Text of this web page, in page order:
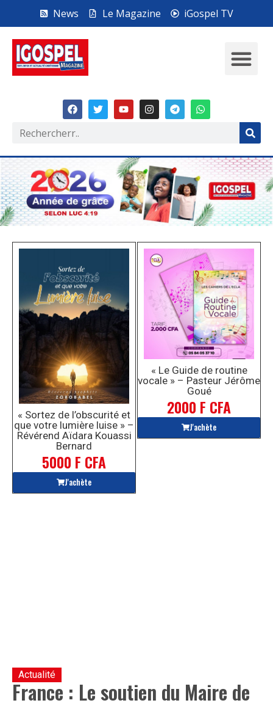
News Le Magazine iGospel TV
« Sortez de l’obscurité et
que votre lumière luise » –
Révérend Aïdara Kouassi
Bernard
5000 F CFA
J'achète
« Le Guide de routine
vocale » – Pasteur Jérôme
Goué
2000 F CFA
J'achète
Actualité
France : Le soutien du Maire de